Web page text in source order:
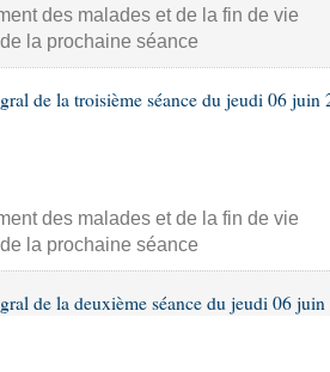
des malades et de la fin de vie
la prochaine séance
de la troisième séance du jeudi 06 juin
des malades et de la fin de vie
la prochaine séance
de la deuxième séance du jeudi 06